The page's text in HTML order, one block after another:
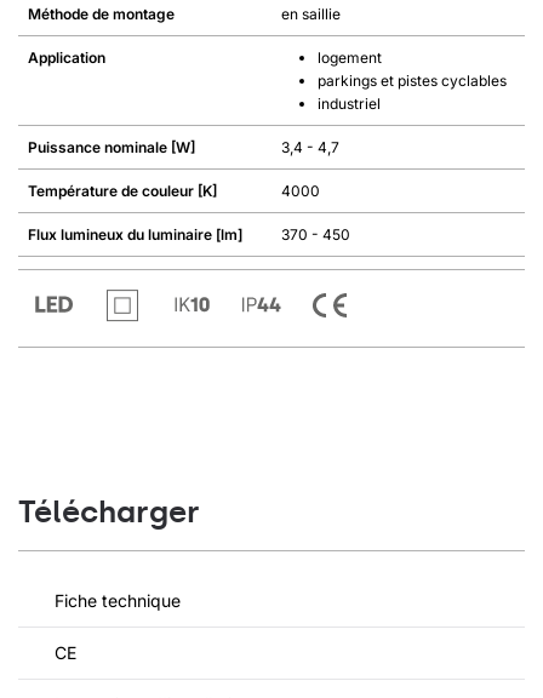
Méthode de montage en saillie
Application
logement
parkings et pistes cyclables
industriel
Puissance nominale [W] 3,4 - 4,7
Température de couleur [K] 4000
Flux lumineux du luminaire [lm] 370 - 450
Télécharger
Fiche technique
CE